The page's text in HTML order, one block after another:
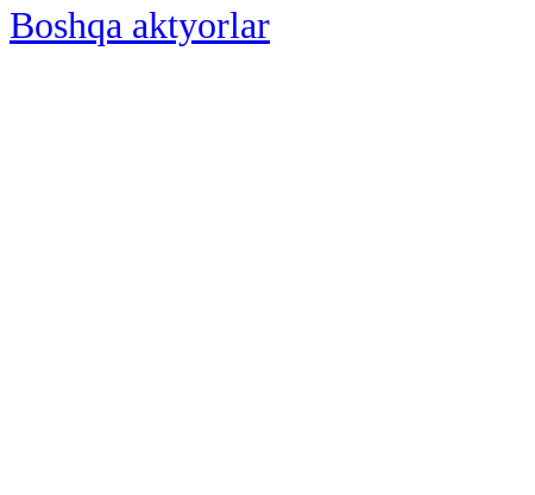
Boshqa aktyorlar